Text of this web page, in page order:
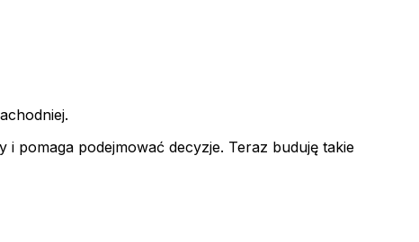
pomaga podejmować decyzje. Teraz buduję takie